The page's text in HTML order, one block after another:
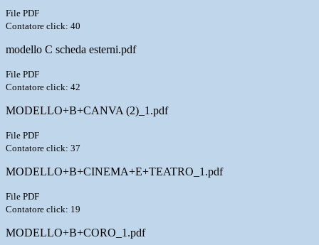
File PDF
Contatore click: 40
modello C scheda esterni.pdf
File PDF
Contatore click: 42
MODELLO+B+CANVA (2)_1.pdf
File PDF
Contatore click: 37
MODELLO+B+CINEMA+E+TEATRO_1.pdf
File PDF
Contatore click: 19
MODELLO+B+CORO_1.pdf